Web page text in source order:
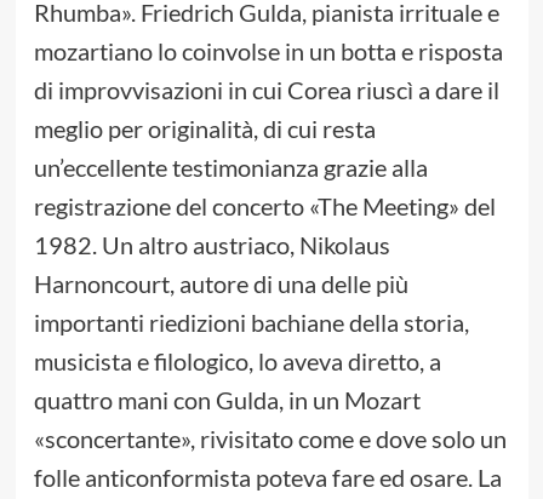
Rhumba». Friedrich Gulda, pianista irrituale e
mozartiano lo coinvolse in un botta e risposta
di improvvisazioni in cui Corea riuscì a dare il
meglio per originalità, di cui resta
un’eccellente testimonianza grazie alla
registrazione del concerto «The Meeting» del
1982. Un altro austriaco, Nikolaus
Harnoncourt, autore di una delle più
importanti riedizioni bachiane della storia,
musicista e filologico, lo aveva diretto, a
quattro mani con Gulda, in un Mozart
«sconcertante», rivisitato come e dove solo un
folle anticonformista poteva fare ed osare. La